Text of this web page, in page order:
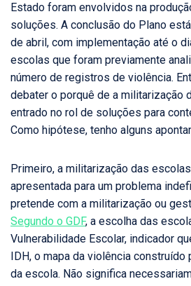
Estado foram envolvidos na
soluções. A conclusão do Plano
de abril, com implementação até o
escolas que foram previamente
número de registros de violência.
debater o porquê de a militarização
entrado no rol de soluções para
Como hipótese, tenho alguns
Primeiro, a militarização das
apresentada para um problema
pretende com a militarização ou
Segundo o GDF, a escolha das
Vulnerabilidade Escolar, indicador
IDH, o mapa da violência
da escola. Não significa